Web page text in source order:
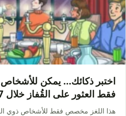
اختبر ذكائك… يمكن للأشخاص
فقط العثور على القُفاز خلال 7 ثوانٍ
هذا اللغز مخصص فقط للأشخاص ذوي